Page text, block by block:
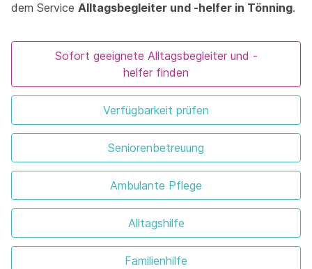
dem Service Alltagsbegleiter und -helfer in Tönning.
Sofort geeignete Alltagsbegleiter und -
helfer finden
Verfügbarkeit prüfen
Seniorenbetreuung
Ambulante Pflege
Alltagshilfe
Familienhilfe